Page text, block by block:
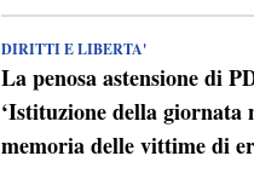
DIRITTI E LIBERTA'
La penosa astensione di
‘Istituzione della
memoria delle vittime di